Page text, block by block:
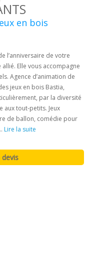
en bois
l’anniversaire de votre
allié. Elle vous accompagne
Agence d’animation de
jeux en bois Bastia,
par la diversité
aux tout-petits. Jeux
de ballon, comédie pour
Lire la suite